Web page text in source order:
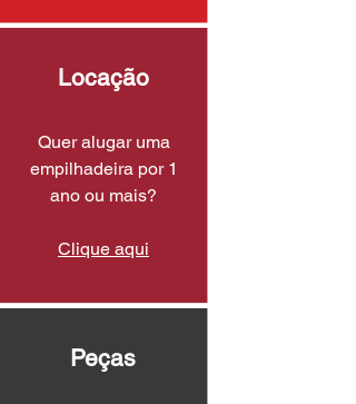
Locação
Quer alugar uma
empilhadeira por 1
ano ou mais?
Clique aqui
Peças